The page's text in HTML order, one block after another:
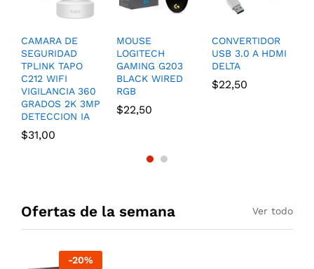
CAMARA DE
SEGURIDAD
TPLINK TAPO
C212 WIFI
VIGILANCIA 360
GRADOS 2K 3MP
DETECCION IA
$31,00
MOUSE
LOGITECH
GAMING G203
BLACK WIRED
RGB
$22,50
CONVERTIDOR
USB 3.0 A HDMI
DELTA
$22,50
Ofertas de la semana Ver todo
-20%